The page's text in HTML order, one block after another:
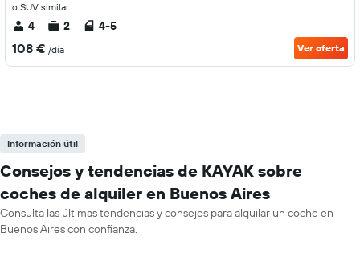
o SUV similar
4 2 4-5
108 € /día Ver oferta
Información útil
Consejos y tendencias de KAYAK sobre
coches de alquiler en Buenos Aires
Consulta las últimas tendencias y consejos para alquilar un coche en
Buenos Aires con confianza.